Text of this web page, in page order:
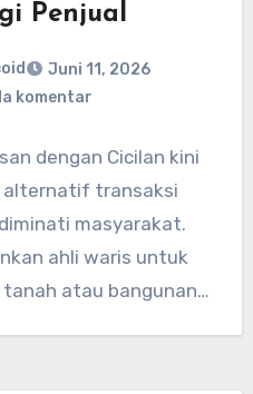
Penjual
Juni 11, 2026
komentar
dengan Cicilan kini
alternatif transaksi
masyarakat.
ahli waris untuk
atau bangunan